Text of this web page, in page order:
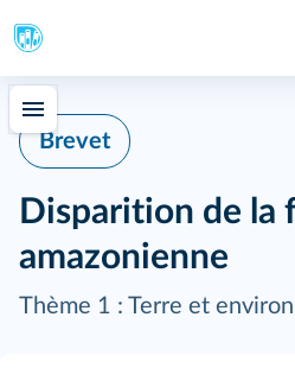
Brevet
Disparition de la
amazonienne
Thème 1 : Terre et